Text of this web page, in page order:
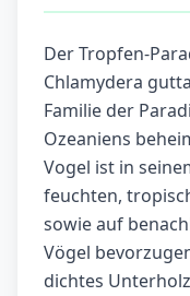
Der Tropfen-
Chlamydera
Familie der
Ozeaniens
Vogel ist in
feuchten,
sowie auf
Vögel
dichtes